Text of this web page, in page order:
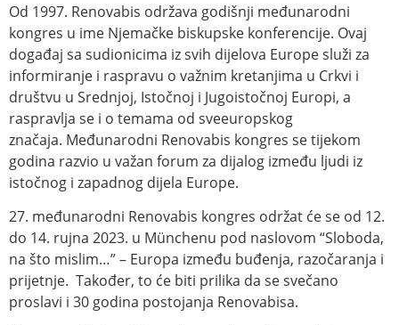
Od 1997. Renovabis održava godišnji međunarodni
kongres u ime Njemačke biskupske konferencije. Ovaj
događaj sa sudionicima iz svih dijelova Europe služi za
informiranje i raspravu o važnim kretanjima u Crkvi i
društvu u Srednjoj, Istočnoj i Jugoistočnoj Europi, a
raspravlja se i o temama od sveeuropskog
značaja. Međunarodni Renovabis kongres se tijekom
godina razvio u važan forum za dijalog između ljudi iz
istočnog i zapadnog dijela Europe.
27. međunarodni Renovabis kongres održat će se od 12.
do 14. rujna 2023. u Münchenu pod naslovom “Sloboda,
na što mislim…” – Europa između buđenja, razočaranja i
prijetnje. Također, to će biti prilika da se svečano
proslavi i 30 godina postojanja Renovabisa.